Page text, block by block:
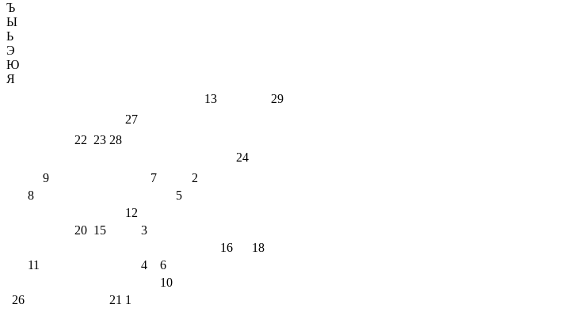
Ъ
Ы
Ь
Э
Ю
Я
13
29
27
22 23 28
24
9
7
2
8
5
12
20 15
3
16
18
11
4
6
10
26
21 1